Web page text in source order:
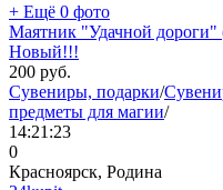
+ Ещё 0 фото
Маятник "Удачной дороги"
Новый!!!
200 руб.
Сувениры, подарки/
предметы для магии/
14:21:23
0
Красноярск, Родина